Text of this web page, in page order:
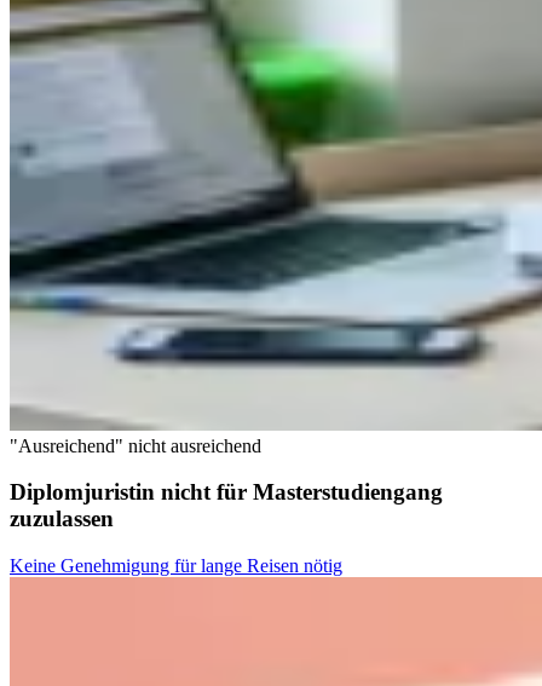
"Ausreichend" nicht ausreichend
Diplomjuristin nicht für Masterstudiengang
zuzulassen
Keine Genehmigung für lange Reisen nötig